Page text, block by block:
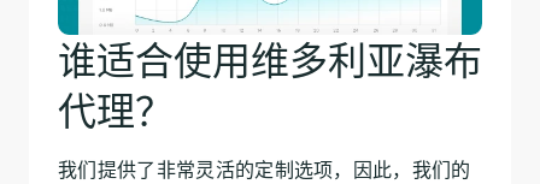
谁适合使用维多利亚瀑布
代理？
我们提供了非常灵活的定制选项，因此，我们的